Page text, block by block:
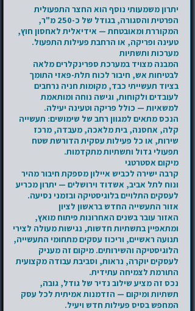
יתרון משמעותי נוסף הוא החצר התפעולית
הפרטית והסגורה, בגודל של כ-250 מ"ר,
המקוררת ומאובטחת — אידיאלית לאחסון חוץ,
טעינה ופריקה, או הרחבת פעילות התפעול.
מערכות ותשתיות
המבנה מצויד במערכת ספרינקלרים מלאה
לבטיחות אש, חיבור לכוח תלת-פאזי התומך
בציוד תעשייתי כבד, מקומות חניה נרחבים
לעובדים ולקוחות, וגישה נוחה ומותאמת
למשאיות — כולל פריקה וטעינה יעילה.
הנכס מתאים למגוון רחב של שימושים: תעשייה
קלה, אחסנה, בית מלאכה, מעבדה, מרכז
שירות, או כל פעילות עסקית הדורשת שטח
תפעולי גדול ותשתיות מתקדמות.
מיקום אסטרטגי
קרבה ישירה לכביש איילון מספקת חיבור מהיר
ונוח לתל אביב, אשדוד וירושלים — יתרון מכריע
לעסקים התלויים בלוגיסטיקה ובזמני נסיעה.
אזור התעשייה החדש בראשון לציון
האזור עובר בשנים האחרונות פיתוח מואץ,
ומתאפיין בתשתיות חדשות, נגישות מעולה לצירי
תנועה ראשיים, וריכוז עסקים מתחומי התעשייה,
הלוגיסטיקה והשירותים. מיקום זה מעניק
לעסקים יוקרה, נראות, וסביבת עבודה מקצועית
התורמת לצמיחה עתידית.
נכס זה מציע שילוב נדיר של גודל, גובה,
תשתיות ומיקום — הזדמנות אמיתית לכל עסק
המחפש בסיס פעילות חדש ויעיל.